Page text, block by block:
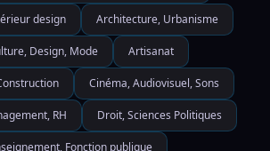
design Architecture, Urbanisme
Design, Mode Artisanat
Cinéma, Audiovisuel, Sons
RH Droit, Sciences Politiques
Fonction publique